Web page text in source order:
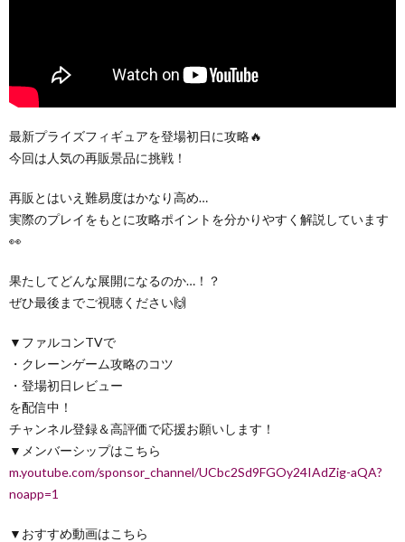
最新プライズフィギュアを登場初日に攻略🔥
今回は人気の再販景品に挑戦！
再販とはいえ難易度はかなり高め…
実際のプレイをもとに攻略ポイントを分かりやすく解説しています
👀
果たしてどんな展開になるのか…！？
ぜひ最後までご視聴ください🙌
▼ファルコンTVで
・クレーンゲーム攻略のコツ
・登場初日レビュー
を配信中！
チャンネル登録＆高評価で応援お願いします！
▼メンバーシップはこちら
m.youtube.com/sponsor_channel/UCbc2Sd9FGOy24IAdZig-aQA?
noapp=1
▼おすすめ動画はこちら